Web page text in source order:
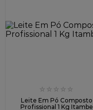
☆ ☆ ☆ ☆ ☆
Leite Em Pó Composto
Profissional 1 Kg Itambe